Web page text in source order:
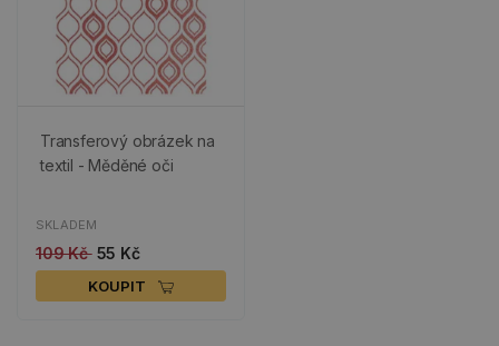
Transferový obrázek na
textil - Měděné oči
SKLADEM
109 Kč 55 Kč
KOUPIT